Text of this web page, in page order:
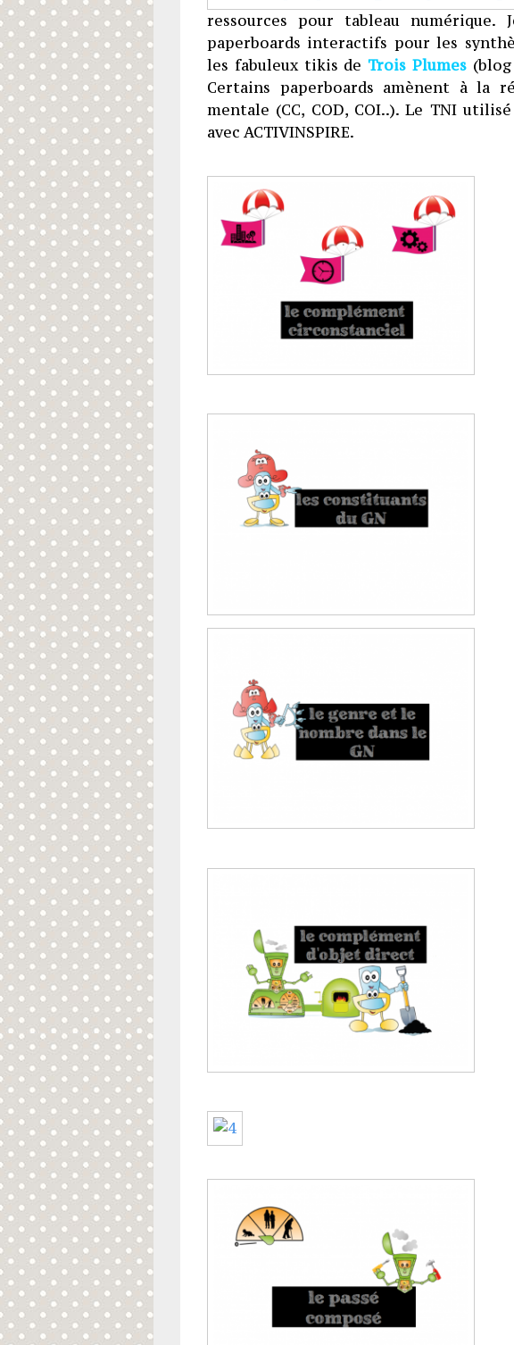
ressources pour tableau numérique.
paperboards interactifs pour les
les fabuleux tikis deTrois Plumes (blog
Certains paperboards amènent à la
mentale (CC, COD, COI..). Le TNI
avec ACTIVINSPIRE.